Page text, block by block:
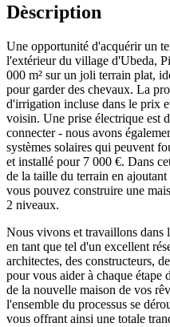
Dèscription
Une opportunité d'acquérir un
l'extérieur du village d'Ubeda,
000 m² sur un joli terrain plat,
pour garder des chevaux. La
d'irrigation incluse dans le prix
voisin. Une prise électrique est
connecter - nous avons
systèmes solaires qui peuvent
et installé pour 7 000 €. Dans
de la taille du terrain en
vous pouvez construire une
2 niveaux.
Nous vivons et travaillons dans
en tant que tel d'un excellent
architectes, des constructeurs,
pour vous aider à chaque étape
de la nouvelle maison de vos
l'ensemble du processus se
vous offrant ainsi une totale